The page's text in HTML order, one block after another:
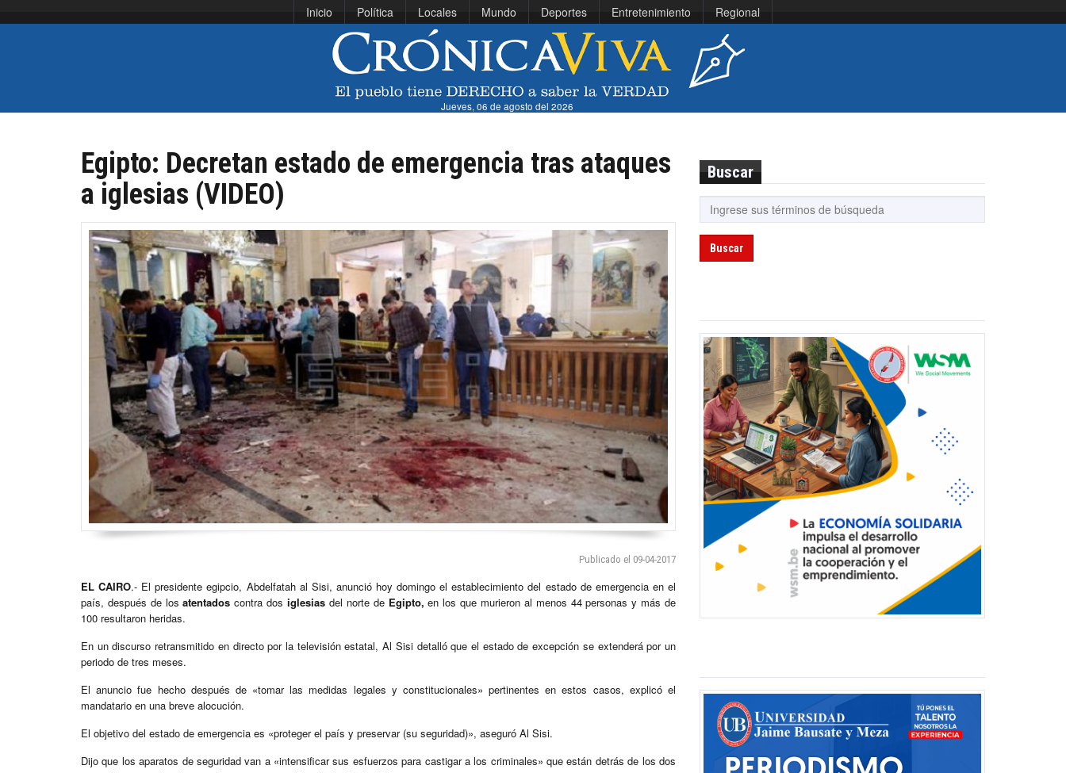
Inicio Política Locales Mundo Deportes Entretenimiento Regional
Jueves, 06 de agosto del 2026
Egipto: Decretan estado de emergencia tras ataques
a iglesias (VIDEO)
Publicado el 09-04-2017
EL CAIRO.- El presidente egipcio, Abdelfatah al Sisi, anunció hoy domingo el establecimiento del estado de emergencia en el
país, después de losatentados contra dosiglesias del norte de Egipto, en los que murieron al menos 44 personas y más de
100 resultaron heridas.
En un discurso retransmitido en directo por la televisión estatal, Al Sisi detalló que el estado de excepción se extenderá por un
periodo de tres meses.
El anuncio fue hecho después de «tomar las medidas legales y constitucionales» pertinentes en estos casos, explicó el
mandatario en una breve alocución.
El objetivo del estado de emergencia es «proteger el país y preservar (su seguridad)», aseguró Al Sisi.
Dijo que los aparatos de seguridad van a «intensificar sus esfuerzos para castigar a los criminales» que están detrás de los dos
Buscar
Buscar